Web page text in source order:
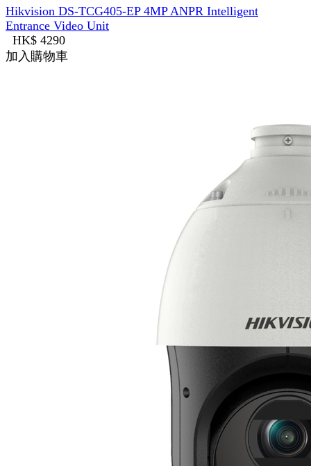
Hikvision DS-TCG405-EP 4MP ANPR Intelligent
Entrance Video Unit
HK$ 4290
加入購物車